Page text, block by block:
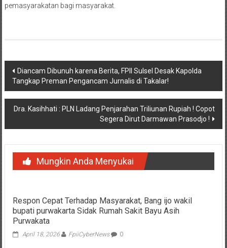
pemasyarakatan bagi masyarakat.
Navigasi
pos
Diancam Dibunuh karena Berita, FPII Sulsel Desak Kapolda
Tangkap Preman Pengancam Jurnalis di Takalar!
Dra. Kasihhati : PLN Ladang Penjarahan Triliunan Rupiah ! Copot
Segera Dirut Darmawan Prasodjo !
Mungkin Anda Menyukai
Respon Cepat Terhadap Masyarakat, Bang ijo wakil
bupati purwakarta Sidak Rumah Sakit Bayu Asih
Purwakata
April 18, 2026 FpiiCyberNews 0